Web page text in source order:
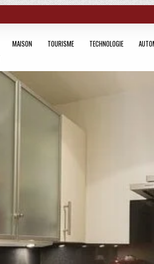
MAISON TOURISME TECHNOLOGIE